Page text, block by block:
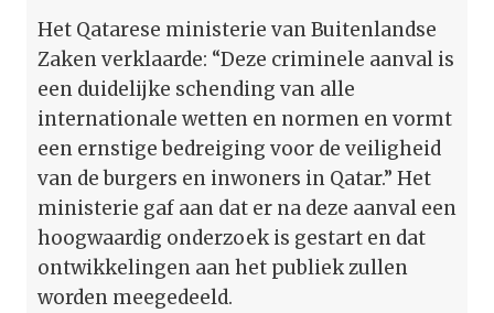
Het Qatarese ministerie van Buitenlandse
Zaken verklaarde: “Deze criminele aanval is
een duidelijke schending van alle
internationale wetten en normen en vormt
een ernstige bedreiging voor de veiligheid
van de burgers en inwoners in Qatar.” Het
ministerie gaf aan dat er na deze aanval een
hoogwaardig onderzoek is gestart en dat
ontwikkelingen aan het publiek zullen
worden meegedeeld.